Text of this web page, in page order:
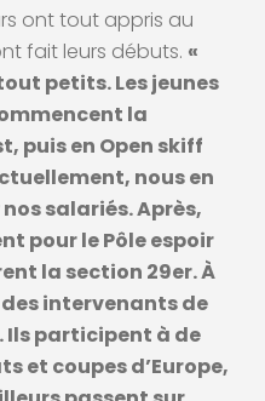
ont tout appris au
fait leurs débuts. «
petits. Les jeunes
la
puis en Open skiff
nous en
salariés. Après,
pour le Pôle espoir
la section 29er. À
intervenants de
Ils participent à de
et coupes d’Europe,